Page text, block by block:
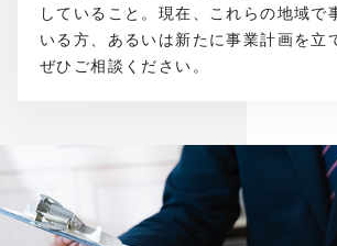
していること。現在、これらの地域で
いる方、あるいは新たに事業計画を立
ぜひご相談ください。